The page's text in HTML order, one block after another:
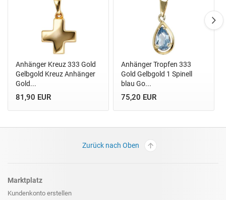
Anhänger Kreuz 333 Gold
Gelbgold Kreuz Anhänger
Gold...
81,90 EUR
Anhänger Tropfen 333
Gold Gelbgold 1 Spinell
blau Go...
75,20 EUR
Zurück nach Oben
Marktplatz
Kundenkonto erstellen